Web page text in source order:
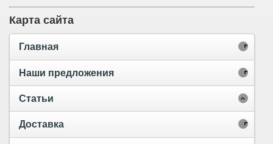
Карта сайта
Главная
Наши предложения
Статьи
Доставка